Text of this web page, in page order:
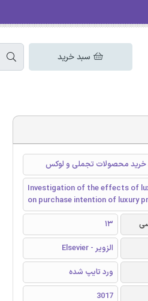
سبد خرید
خرید محصولات تجملی و لوکس
Investigation of the effects of
on purchase intention of luxury
13
الزویر - Elsevier
ورد تایپ شده
3017